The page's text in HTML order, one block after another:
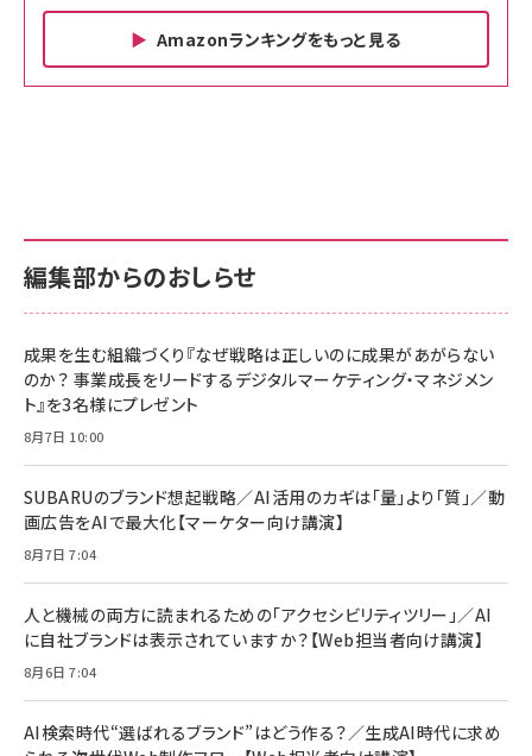
Amazonランキングをもっと見る
￥880
anan(アンアン)2026/06/24号 No.2500増刊
スペシャルエディション[王道エンタメの矜持／
￥1,100
anan(アンアン)2026/07/08号 No.2502[2026
￥880
ママ投資家が育休中に１億貯めた株式投資
組織の成果を最大化する ルールのデザイン
￥1,980
Amazonランキングをもっと見る
サポート正規品 メーカー保証5年 KLMEA128G
NIMASO ガラスフィルム iPhone 17 用 保護フィ
すい ガイド枠付き いPhone17 (6.3インチ) 対応
2枚セット DSP25F1698
￥1,599
￥6,980
全ワイヤレスイヤホン/アクティブノイズキャンセリ
技術基準適合】ブラック
￥5,990
ケーブル Anker絡まないケーブル 240W 結束バン
ド付き USB PD対応 シリコン素材採用 iPhone
17 / 16 / 15 / Galaxy iPad Pro MacBook
サポート正規品 メーカー保証5年 KLMEA128G
Amazon eギフトカード - Amazonロゴ - クラ
￥5,000
Anker PowerLine III Flow USB-C & USB-C
Pro/Air 各種対応 (1.8m ミッドナイトブラック)
￥1,890
サッポロ 生ビール 黒ラベル 350ml 缶 24本 ビー
ル ケース買い【6/30応募〆切! 黒ラベルビヤセラー
￥4,857
編集部からのおしらせ
成果を生む組織づくり『なぜ戦略は正しいのに成果があがらない
のか？ 事業成長をリードするデジタルマーケティング・マネジメン
ト』を3名様にプレゼント
8月7日 10:00
SUBARUのブランド想起戦略／AI活用のカギは「量」より「質」／動
画広告をAIで最大化【マーケター向け講演】
8月7日 7:04
人と機械の両方に読まれるための「アクセシビリティツリー」／AI
に自社ブランドは表示されていますか？【Web担当者向け講演】
8月6日 7:04
AI検索時代“選ばれるブランド”はどう作る？／生成AI時代に求め